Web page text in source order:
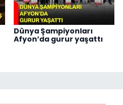
Dünya Şampiyonları
Afyon’da gurur yaşattı